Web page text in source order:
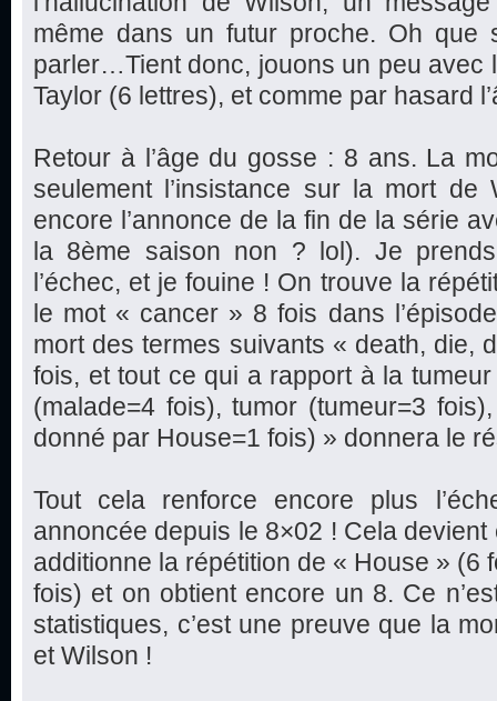
même dans un futur proche. Oh
parler…Tient donc, jouons un peu avec
Taylor (6 lettres), et comme par hasard
Retour à l’âge du gosse : 8 ans. La
seulement l’insistance sur la mort de
encore l’annonce de la fin de la série
la 8ème saison non ? lol). Je
l’échec, et je fouine ! On trouve la
le mot « cancer » 8 fois dans
mort des termes suivants « death, die,
fois, et tout ce qui a rapport à la
(malade=4 fois), tumor (tumeur=3
donné par House=1 fois) » donnera le
Tout cela renforce encore plus
annoncée depuis le 8×02 ! Cela
additionne la répétition de « House » (6
fois) et on obtient encore un 8. Ce
statistiques, c’est une preuve que la
et Wilson !